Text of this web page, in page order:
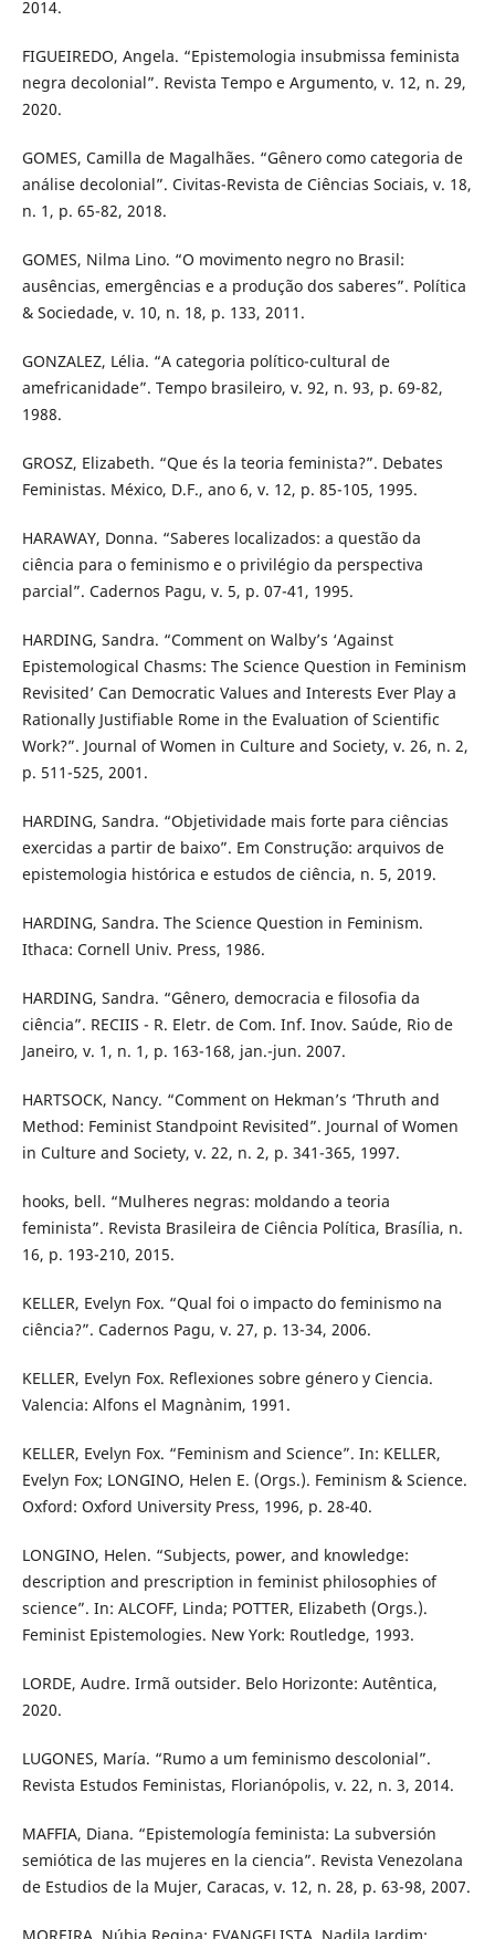
2014.
FIGUEIREDO, Angela. “Epistemologia insubmissa feminista
negra decolonial”. Revista Tempo e Argumento, v. 12, n. 29,
2020.
GOMES, Camilla de Magalhães. “Gênero como categoria de
análise decolonial”. Civitas-Revista de Ciências Sociais, v. 18,
n. 1, p. 65-82, 2018.
GOMES, Nilma Lino. “O movimento negro no Brasil:
ausências, emergências e a produção dos saberes”. Política
& Sociedade, v. 10, n. 18, p. 133, 2011.
GONZALEZ, Lélia. “A categoria político-cultural de
amefricanidade”. Tempo brasileiro, v. 92, n. 93, p. 69-82,
1988.
GROSZ, Elizabeth. “Que és la teoria feminista?”. Debates
Feministas. México, D.F., ano 6, v. 12, p. 85-105, 1995.
HARAWAY, Donna. “Saberes localizados: a questão da
ciência para o feminismo e o privilégio da perspectiva
parcial”. Cadernos Pagu, v. 5, p. 07-41, 1995.
HARDING, Sandra. “Comment on Walby’s ‘Against
Epistemological Chasms: The Science Question in Feminism
Revisited’ Can Democratic Values and Interests Ever Play a
Rationally Justifiable Rome in the Evaluation of Scientific
Work?”. Journal of Women in Culture and Society, v. 26, n. 2,
p. 511-525, 2001.
HARDING, Sandra. “Objetividade mais forte para ciências
exercidas a partir de baixo”. Em Construção: arquivos de
epistemologia histórica e estudos de ciência, n. 5, 2019.
HARDING, Sandra. The Science Question in Feminism.
Ithaca: Cornell Univ. Press, 1986.
HARDING, Sandra. “Gênero, democracia e filosofia da
ciência”. RECIIS - R. Eletr. de Com. Inf. Inov. Saúde, Rio de
Janeiro, v. 1, n. 1, p. 163-168, jan.-jun. 2007.
HARTSOCK, Nancy. “Comment on Hekman’s ‘Thruth and
Method: Feminist Standpoint Revisited”. Journal of Women
in Culture and Society, v. 22, n. 2, p. 341-365, 1997.
hooks, bell. “Mulheres negras: moldando a teoria
feminista”. Revista Brasileira de Ciência Política, Brasília, n.
16, p. 193-210, 2015.
KELLER, Evelyn Fox. “Qual foi o impacto do feminismo na
ciência?”. Cadernos Pagu, v. 27, p. 13-34, 2006.
KELLER, Evelyn Fox. Reflexiones sobre género y Ciencia.
Valencia: Alfons el Magnànim, 1991.
KELLER, Evelyn Fox. “Feminism and Science”. In: KELLER,
Evelyn Fox; LONGINO, Helen E. (Orgs.). Feminism & Science.
Oxford: Oxford University Press, 1996, p. 28-40.
LONGINO, Helen. “Subjects, power, and knowledge:
description and prescription in feminist philosophies of
science”. In: ALCOFF, Linda; POTTER, Elizabeth (Orgs.).
Feminist Epistemologies. New York: Routledge, 1993.
LORDE, Audre. Irmã outsider. Belo Horizonte: Autêntica,
2020.
LUGONES, María. “Rumo a um feminismo descolonial”.
Revista Estudos Feministas, Florianópolis, v. 22, n. 3, 2014.
MAFFIA, Diana. “Epistemología feminista: La subversión
semiótica de las mujeres en la ciencia”. Revista Venezolana
de Estudios de la Mujer, Caracas, v. 12, n. 28, p. 63-98, 2007.